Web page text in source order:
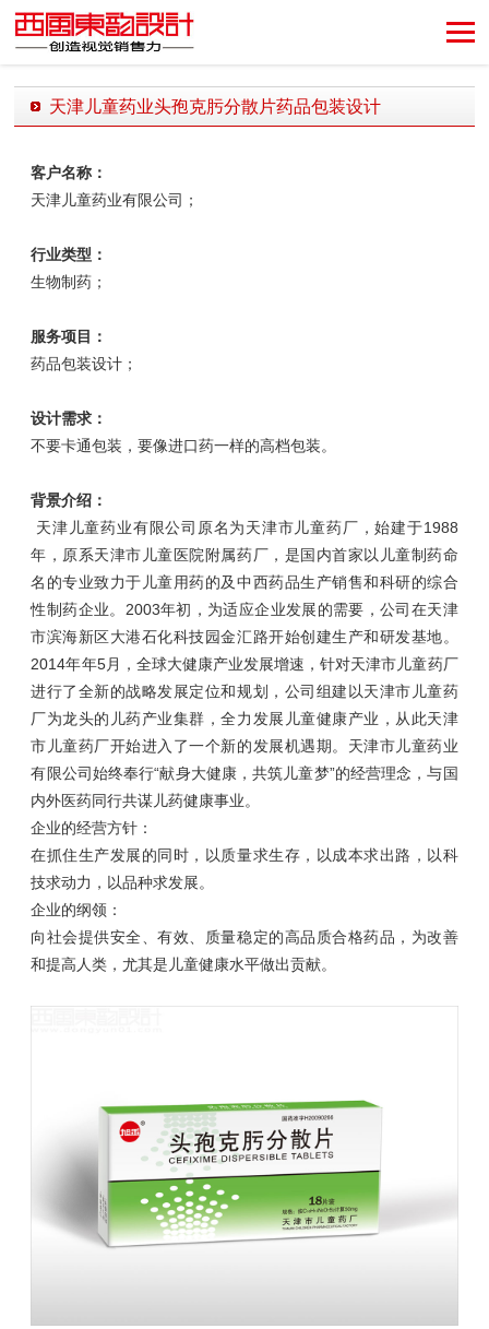
创造视觉销售力！
天津儿童药业头孢克肟分散片药品包装设计
客户名称：
天津儿童药业有限公司 ；
行业类型：
生物制药；
服务项目：
药品包装设计；
设计需求：
不要卡通包装，要像进口药一样的高档包装。
背景介绍：
天津儿童药业有限公司原名为天津市儿童药厂，始建于1988
年，原系天津市儿童医院附属药厂，是国内首家以儿童制药命
名的专业致力于儿童用药的及中西药品生产销售和科研的综合
性制药企业。2003年初，为适应企业发展的需要，公司在天津
市滨海新区大港石化科技园金汇路开始创建生产和研发基地。
2014年年5月，全球大健康产业发展增速，针对天津市儿童药厂
进行了全新的战略发展定位和规划，公司组建以天津市儿童药
厂为龙头的儿药产业集群，全力发展儿童健康产业，从此天津
市儿童药厂开始进入了一个新的发展机遇期。天津市儿童药业
有限公司始终奉行“献身大健康，共筑儿童梦”的经营理念，与国
内外医药同行共谋儿药健康事业。
企业的经营方针：
在抓住生产发展的同时，以质量求生存，以成本求出路，以科
技求动力，以品种求发展。
企业的纲领：
向社会提供安全、有效、质量稳定的高品质合格药品，为改善
和提高人类，尤其是儿童健康水平做出贡献。